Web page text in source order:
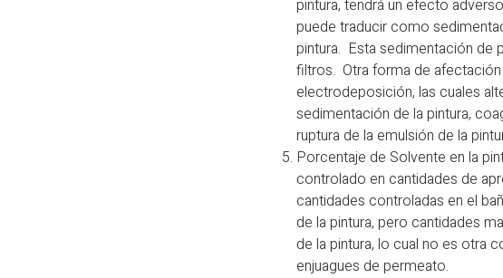
pintura, tendrá un efecto
puede traducir como
pintura. Esta sedimentación de
filtros. Otra forma de
electrodeposición, las cuales
sedimentación de la pintura,
ruptura de la emulsión de la
Porcentaje de Solvente en la
controlado en cantidades de
cantidades controladas en el
de la pintura, pero cantidades
de la pintura, lo cual no es otra
enjuagues de permeato.